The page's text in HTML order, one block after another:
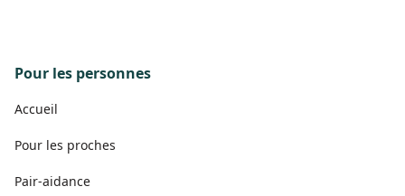
Pour les personnes
Accueil
Pour les proches
Pair-aidance